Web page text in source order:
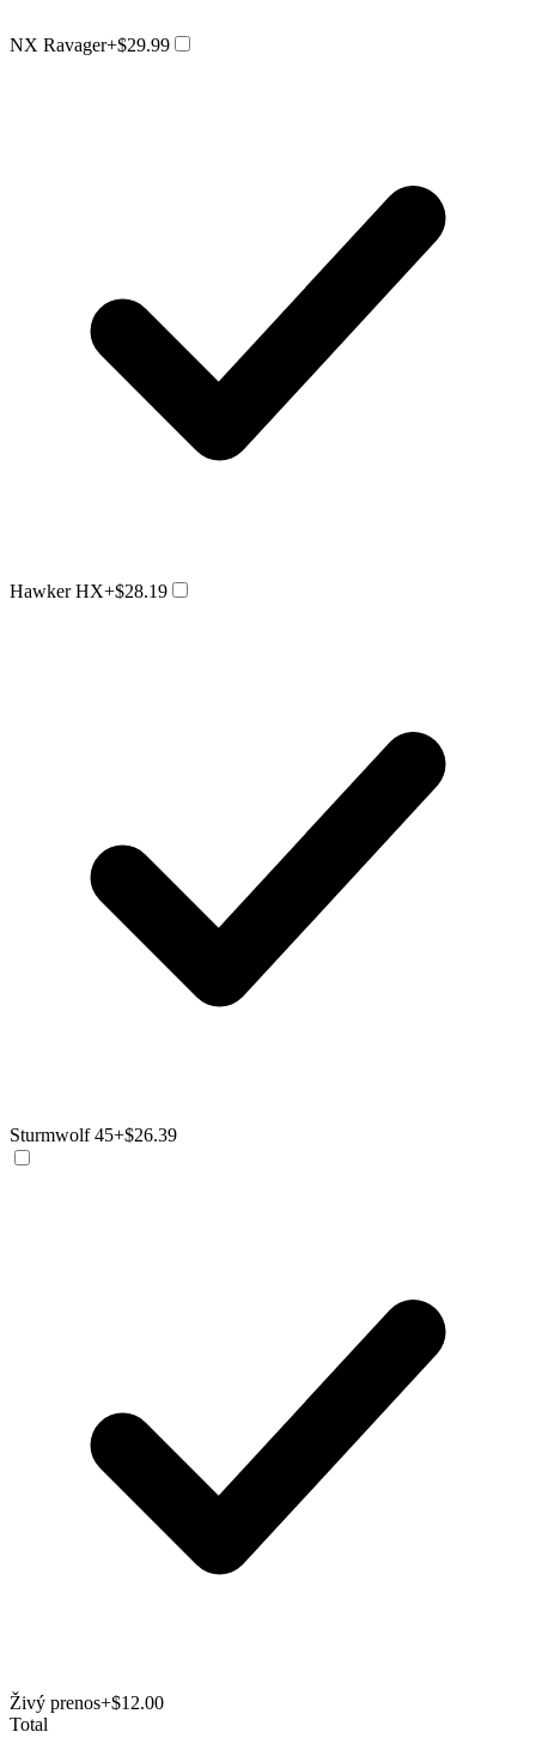
NX Ravager+$29.99
Hawker HX+$28.19
Sturmwolf 45+$26.39
Živý prenos+$12.00
Total